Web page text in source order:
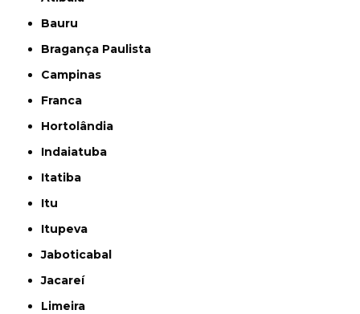
Bauru
Bragança Paulista
Campinas
Franca
Hortolândia
Indaiatuba
Itatiba
Itu
Itupeva
Jaboticabal
Jacareí
Limeira